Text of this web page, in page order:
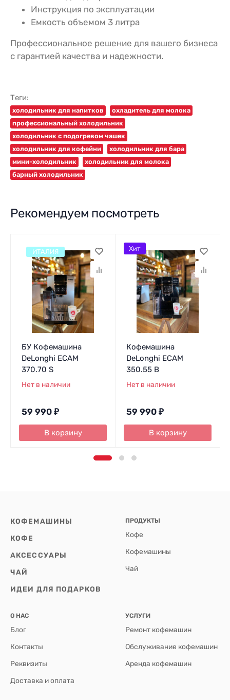
Инструкция по эксплуатации
Емкость объемом 3 литра
Профессиональное решение для вашего бизнеса
с гарантией качества и надежности.
Теги:
холодильник для напитков
охладитель для молока
профессиональный холодильник
холодильник с подогревом чашек
холодильник для кофейни
холодильник для бара
мини-холодильник
холодильник для молока
барный холодильник
Рекомендуем посмотреть
БУ Кофемашина
DeLonghi EСАМ
370.70 S
Нет в наличии
59 990 ₽
В корзину
ИТАЛИЯ
Кофемашина
DeLonghi ECAM
350.55 B
Нет в наличии
59 990 ₽
В корзину
Хит
КОФЕМАШИНЫ
КОФЕ
АКСЕССУАРЫ
ЧАЙ
ИДЕИ ДЛЯ ПОДАРКОВ
ПРОДУКТЫ
Кофе
Кофемашины
Чай
О НАС
Блог
Контакты
Реквизиты
Доставка и оплата
УСЛУГИ
Ремонт кофемашин
Обслуживание кофемашин
Аренда кофемашин